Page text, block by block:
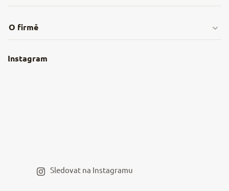
Obchodní podmínky
Nejčastější dotazy
Instagram
Sledovat na Instagramu
O firmě
Hodnocení obchodu